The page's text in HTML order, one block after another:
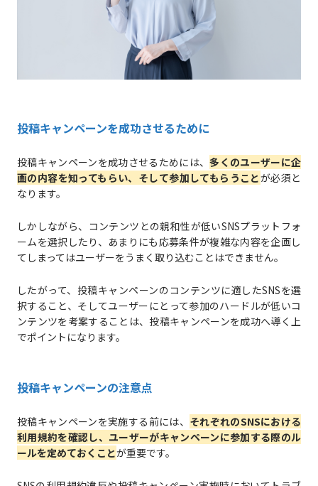
投稿キャンペーンを成功させるために
投稿キャンペーンを成功させるためには、多くのユーザーに企
画の内容を知ってもらい、そして参加してもらうことが必須と
なります。
しかしながら、コンテンツとの親和性が低いSNSプラットフォ
ームを選択したり、あまりにも応募条件が複雑な内容を企画し
てしまってはユーザーをうまく取り込むことはできません。
したがって、投稿キャンペーンのコンテンツに適したSNSを選
択すること、そしてユーザーにとって参加のハードルが低いコ
ンテンツを考案することは、投稿キャンペーンを成功へ導く上
でポイントになります。
投稿キャンペーンの注意点
投稿キャンペーンを実施する前には、 それぞれのSNSにおける
利用規約を確認し、ユーザーがキャンペーンに参加する際のル
ールを定めておくことが重要です。